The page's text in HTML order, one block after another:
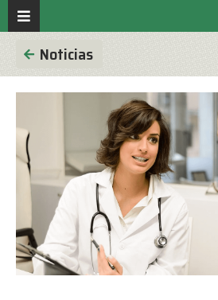
Noticias